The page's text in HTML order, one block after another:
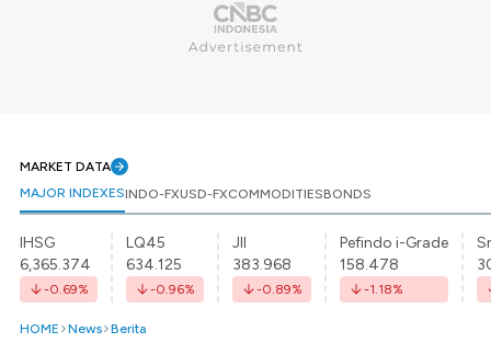
MARKET DATA
MAJOR INDEXESINDO-FXUSD-FXCOMMODITIESBONDS
IHSG
6,365.374
-0.69%
LQ45
634.125
-0.96%
JII
383.968
-0.89%
Pefindo i-Grade
158.478
-1.18%
HOME News Berita